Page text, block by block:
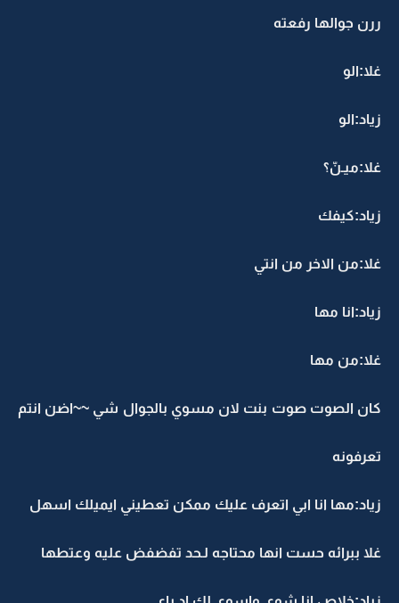
ررن جوالها رفعته
غلا:الو
زياد:الو
غلا:ميـنّ؟
زياد:كيفك
غلا:من الاخر من انتي
زياد:انا مها
غلا:من مها
كان الصوت صوت بنت لان مسوي بالجوال شي ~~اضن انتم
تعرفونه
زياد:مها انا ابي اتعرف عليك ممكن تعطيني ايميلك اسهل
غلا ببرائه حست انها محتاجه لـحد تفضفض عليه وعتطها